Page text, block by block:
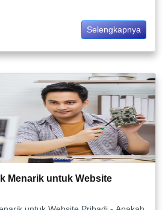
Selengkapnya
Menarik untuk Website